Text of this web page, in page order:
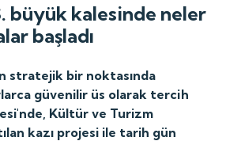
büyük kalesinde neler
başladı
stratejik bir noktasında
güvenilir üs olarak tercih
Kültür ve Turizm
kazı projesi ile tarih gün